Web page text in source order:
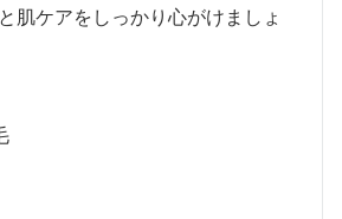
肌ケアをしっかり心がけましょ